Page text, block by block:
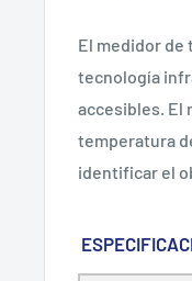
El medidor de
tecnología
accesibles. El
temperatura
identificar el